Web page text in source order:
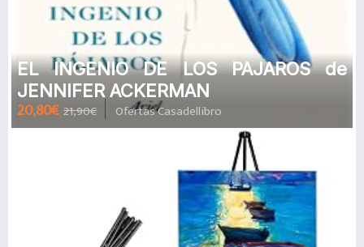
EL INGENIO DE LOS PAJAROS de
JENNIFER ACKERMAN
20,80€ 21,90€ Ofertas Casadellibro